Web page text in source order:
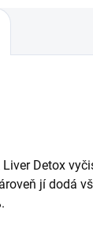
Detox
jí dodá